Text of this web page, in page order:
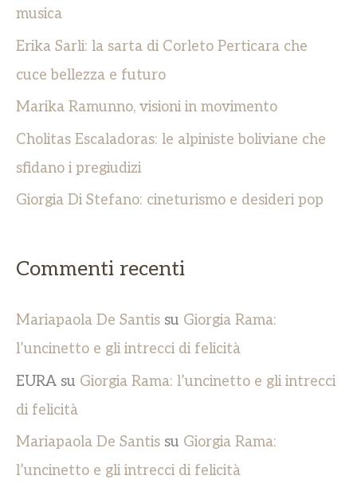
:musica
Erika Sarli: la sarta di Corleto Perticara che
cuce bellezza e futuro
Marika Ramunno, visioni in movimento
Cholitas Escaladoras: le alpiniste boliviane che
sfidano i pregiudizi
Giorgia Di Stefano: cineturismo e desideri pop
Commenti recenti
Mariapaola De Santis su Giorgia Rama:
l’uncinetto e gli intrecci di felicità
EURA su Giorgia Rama: l’uncinetto e gli intrecci
di felicità
Mariapaola De Santis su Giorgia Rama:
l’uncinetto e gli intrecci di felicità